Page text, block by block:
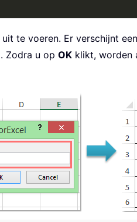
te voeren. Er verschijnt
Zodra u op OK klikt, worden